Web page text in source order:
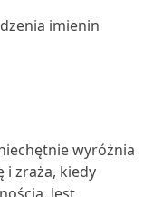
imienin
wyróżnia
i zraża, kiedy